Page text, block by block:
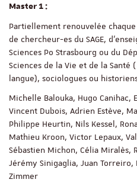
Master 1 :
Partiellement renouvelée
de chercheur-es du SAGE,
Sciences Po Strasbourg ou du
Sciences de la Vie et de la Santé
langue), sociologues ou
Michelle Balouka, Hugo Canihac,
Vincent Dubois, Adrien Estève,
Philippe Heurtin, Nils Kessel,
Mathieu Kroon, Victor Lepaux,
Sébastien Michon, Célia Miralès,
Jérémy Sinigaglia, Juan
Zimmer